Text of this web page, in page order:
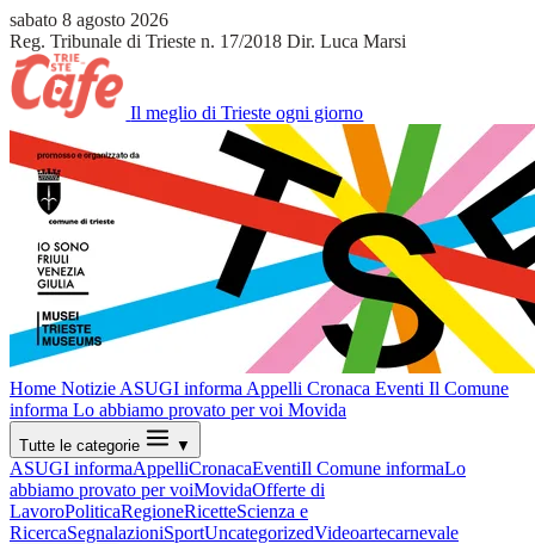
sabato 8 agosto 2026
Reg. Tribunale di Trieste n. 17/2018 Dir. Luca Marsi
Il meglio di Trieste ogni giorno
Home Notizie ASUGI informa Appelli Cronaca Eventi Il Comune
informa Lo abbiamo provato per voi Movida
Tutte le categorie ▼
ASUGI informaAppelliCronacaEventiIl Comune informaLo
abbiamo provato per voiMovidaOfferte di
LavoroPoliticaRegioneRicetteScienza e
RicercaSegnalazioniSportUncategorizedVideoartecarnevale